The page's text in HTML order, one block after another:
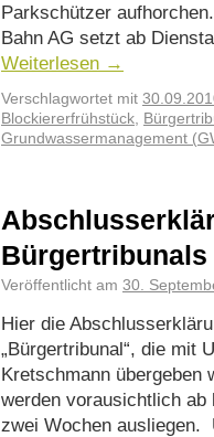
Parkschützer
Bahn AG setzt ab
Weiterlesen →
Verschlagwortet mit
Blockiererfrühstück,
Grundwassermanagement
Bürgertribunals
Veröffentlicht am 30.
Hier die
„Bürgertribunal“, die mit
Kretschmann übergeben
werden vorausichtlich ab
zwei Wochen ausliegen.